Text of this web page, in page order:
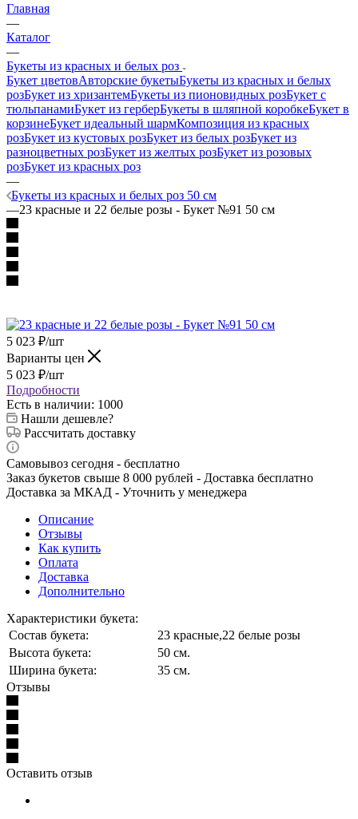
Главная
—
Каталог
—
Букеты из красных и белых роз
Букет цветовАвторские букетыБукеты из красных и белых
розБукет из хризантемБукеты из пионовидных розБукет с
тюльпанамиБукет из герберБукеты в шляпной коробкеБукет в
корзинеБукет идеальный шармКомпозиция из красных
розБукет из кустовых розБукет из белых розБукет из
разноцветных розБукет из желтых розБукет из розовых
розБукет из красных роз
—
Букеты из красных и белых роз 50 см
—23 красные и 22 белые розы - Букет №91 50 см
5 023 ₽/шт
Варианты цен
5 023 ₽/шт
Подробности
Есть в наличии: 1000
Нашли дешевле?
Рассчитать доставку
Самовывоз сегодня - бесплатно
Заказ букетов свыше 8 000 рублей - Доставка бесплатно
Доставка за МКАД - Уточнить у менеджера
Описание
Отзывы
Как купить
Оплата
Доставка
Дополнительно
Характеристики букета:
Состав букета:
23 красные,22 белые розы
Высота букета:
50 см.
Ширина букета:
35 см.
Отзывы
Оставить отзыв